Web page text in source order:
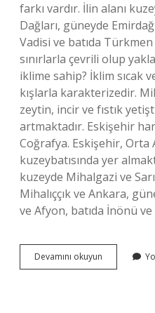
farkı vardır. İlin alanı
Dağları, güneyde
Vadisi ve batıda
sınırlarla çevrili olup
iklime sahip? İklim sıcak
kışlarla karakterizedir.
zeytin, incir ve fıstık
artmaktadır. Eskişehir
Coğrafya. Eskişehir, Orta
kuzeybatısında yer
kuzeyde Mihalgazi ve
Mihalıççık ve Ankara,
ve Afyon, batıda İnönü
Devamını okuyun Eskişehir
Karasal